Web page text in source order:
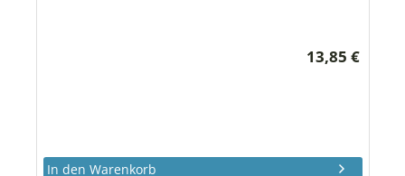
13,85 €